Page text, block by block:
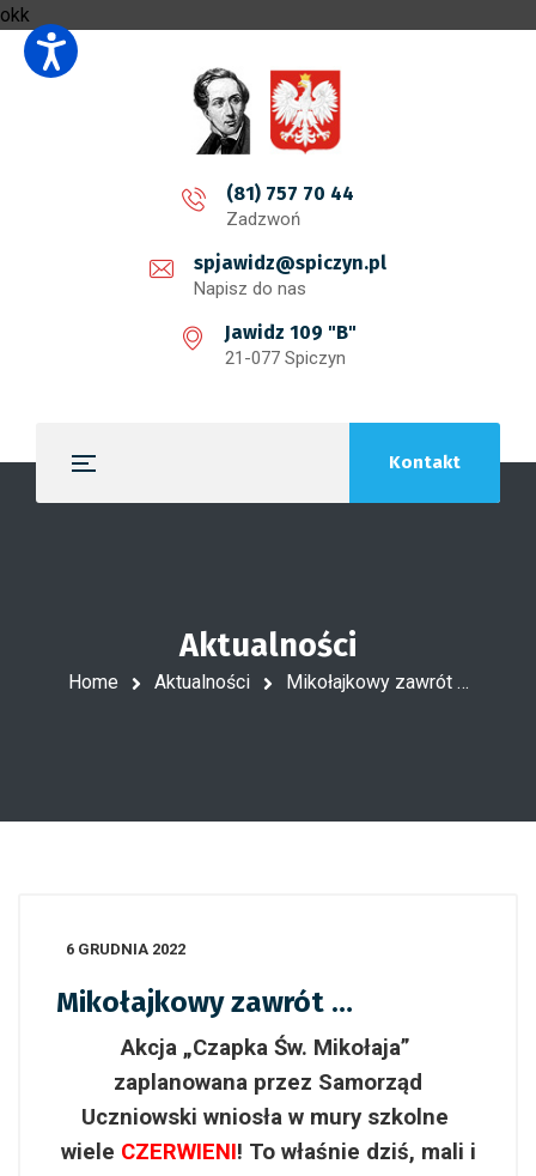
okk
(81) 757 70 44
Zadzwoń
spjawidz@spiczyn.pl
Napisz do nas
Jawidz 109 "B"
21-077 Spiczyn
Kontakt
Aktualności
Home Aktualności Mikołajkowy zawrót …
6 GRUDNIA 2022
Mikołajkowy zawrót …
Akcja „Czapka Św. Mikołaja”
zaplanowana przez Samorząd
Uczniowski wniosła w mury szkolne
wiele CZERWIENI! To właśnie dziś, mali i